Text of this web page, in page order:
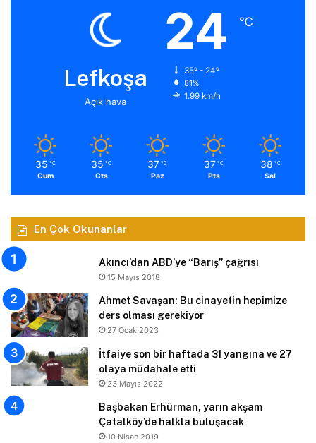
Lefkoşa
Açık hava
24 ℃
35º - 24º
81%
1.99 km/h
35 ℃
Cum
35 ℃
Cts
37 ℃
Paz
37 ℃
Pts
38 ℃
Sal
En Çok Okunanlar
Akıncı’dan ABD’ye “Barış” çağrısı
15 Mayıs 2018
Ahmet Savaşan: Bu cinayetin hepimize
ders olması gerekiyor
27 Ocak 2023
İtfaiye son bir haftada 31 yangına ve 27
olaya müdahale etti
23 Mayıs 2022
Başbakan Erhürman, yarın akşam
Çatalköy’de halkla buluşacak
10 Nisan 2019